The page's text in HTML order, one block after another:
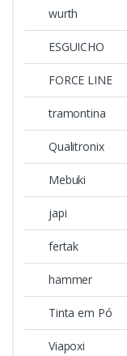
wurth
ESGUICHO
FORCE LINE
tramontina
Qualitronix
Mebuki
japi
fertak
hammer
Tinta em Pó
Viapoxi